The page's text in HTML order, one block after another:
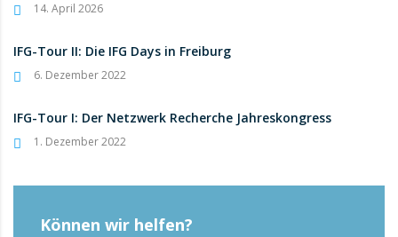
14. April 2026
IFG-Tour II: Die IFG Days in Freiburg
6. Dezember 2022
IFG-Tour I: Der Netzwerk Recherche Jahreskongress
1. Dezember 2022
Können wir helfen?